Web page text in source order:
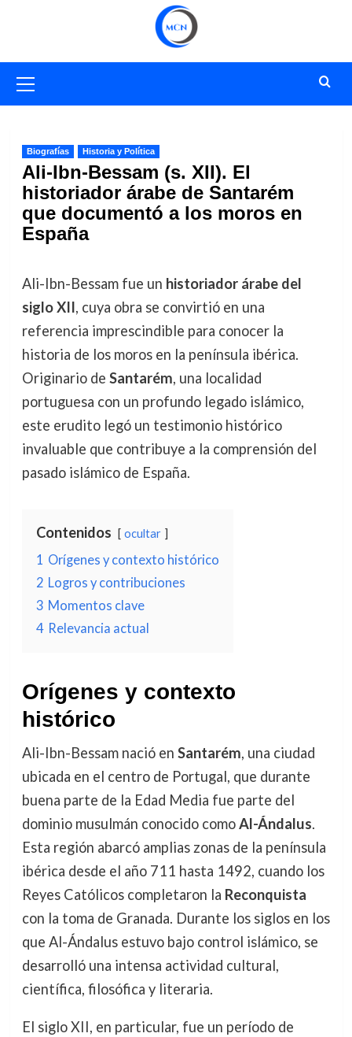
primario
Biografías Historia y Política
Ali-Ibn-Bessam (s. XII). El
historiador árabe de Santarém
que documentó a los moros en
España
Ali-Ibn-Bessam fue un historiador árabe del
siglo XII, cuya obra se convirtió en una
referencia imprescindible para conocer la
historia de los moros en la península ibérica.
Originario de Santarém, una localidad
portuguesa con un profundo legado islámico,
este erudito legó un testimonio histórico
invaluable que contribuye a la comprensión del
pasado islámico de España.
Contenidos ocultar
1 Orígenes y contexto histórico
2 Logros y contribuciones
3 Momentos clave
4 Relevancia actual
Orígenes y contexto
histórico
Ali-Ibn-Bessam nació en Santarém, una ciudad
ubicada en el centro de Portugal, que durante
buena parte de la Edad Media fue parte del
dominio musulmán conocido comoAl-Ándalus.
Esta región abarcó amplias zonas de la península
ibérica desde el año 711 hasta 1492, cuando los
Reyes Católicos completaron la Reconquista
con la toma de Granada. Durante los siglos en los
que Al-Ándalus estuvo bajo control islámico, se
desarrolló una intensa actividad cultural,
científica, filosófica y literaria.
El siglo XII, en particular, fue un período de